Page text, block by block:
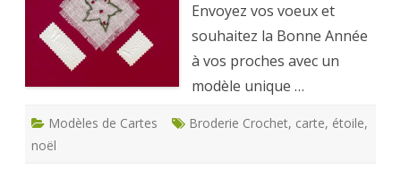
Envoyez vos voeux et
souhaitez la Bonne Année
à vos proches avec un
modèle unique …
Modèles de Cartes Broderie Crochet, carte, étoile,
noël